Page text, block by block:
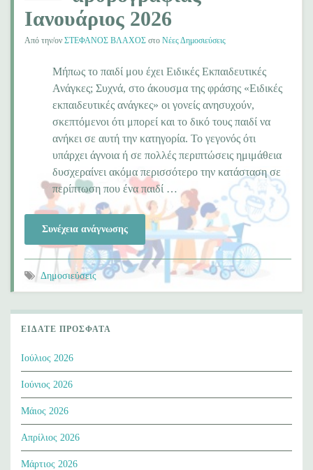
Ιανουάριος 2026
Από την/ον ΣΤΕΦΑΝΟΣ ΒΛΑΧΟΣ στο Νέες Δημοσιεύσεις
Μήπως το παιδί μου έχει Ειδικές Εκπαιδευτικές
Ανάγκες; Συχνά, στο άκουσμα της φράσης «Ειδικές
εκπαιδευτικές ανάγκες» οι γονείς ανησυχούν,
σκεπτόμενοι ότι μπορεί και το δικό τους παιδί να
ανήκει σε αυτή την κατηγορία. Το γεγονός ότι
υπάρχει άγνοια ή σε πολλές περιπτώσεις ημιμάθεια
δυσχεραίνει ακόμα περισσότερο την κατάσταση σε
περίπτωση που ένα παιδί …
Συνέχεια ανάγνωσης
Δημοσιεύσεις
ΕΊΔΑΤΕ ΠΡΌΣΦΑΤΑ
Ιούλιος 2026
Ιούνιος 2026
Μάιος 2026
Απρίλιος 2026
Μάρτιος 2026